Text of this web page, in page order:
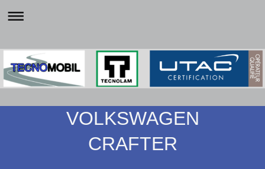
VOLKSWAGEN
CRAFTER